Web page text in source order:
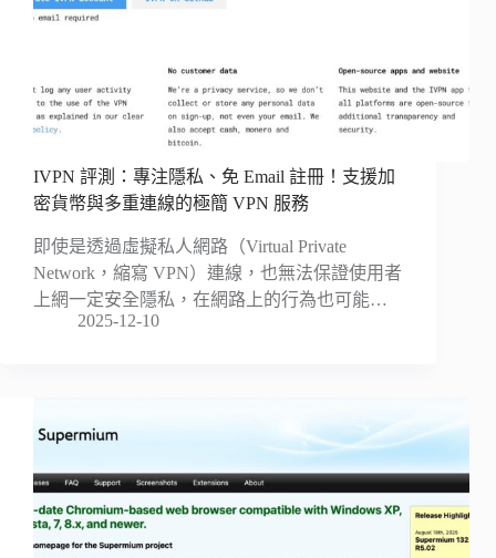
IVPN 評測：專注隱私、免 Email 註冊！支援加
密貨幣與多重連線的極簡 VPN 服務
即使是透過虛擬私人網路（Virtual Private
Network，縮寫 VPN）連線，也無法保證使用者
上網一定安全隱私，在網路上的行為也可能…
2025-12-10